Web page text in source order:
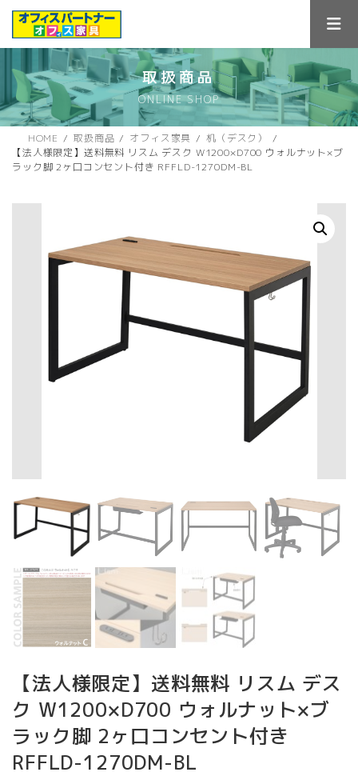
ス
キ
ン
に
取扱商品
ONLINE SHOP
HOME 取扱商品 オフィス家具
机（デスク）
【法人様限定】送料無料 リスム デスク W1200×D700 ウォルナット×ブ
ラック脚 2ヶ口コンセント付き RFFLD-1270DM-BL
【法人様限定】送料無料 リスム デス
ク W1200×D700 ウォルナット×ブ
ラック脚 2ヶ口コンセント付き
RFFLD-1270DM-BL